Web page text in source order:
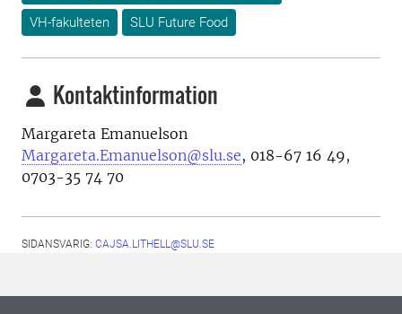
VH-fakulteten
SLU Future Food
Kontaktinformation
Margareta Emanuelson
Margareta.Emanuelson@slu.se, 018-67 16 49,
0703-35 74 70
SIDANSVARIG: CAJSA.LITHELL@SLU.SE